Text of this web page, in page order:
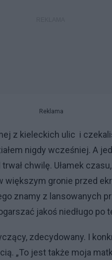
Reklama
z kieleckich ulic i
nigdy wcześniej. A
chwilę. Ułamek
większym gronie przed
znamy z lansowanych
jakoś niedługo po
zdecydowany. I
„To jest także moja